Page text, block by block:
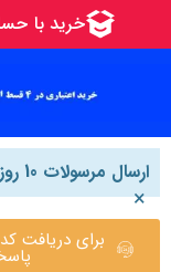
ارسال مرسولات 10 روز کاری میباشد
×
برای دریافت
پاسخگویی